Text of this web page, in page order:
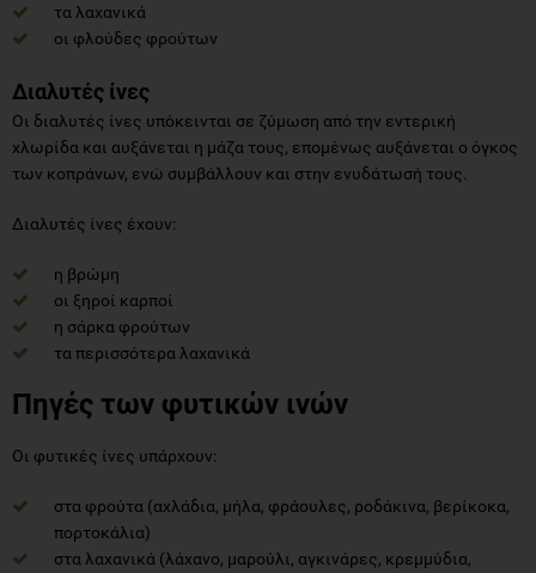
τα λαχανικά
οι φλούδες φρούτων
Διαλυτές ίνες
Οι διαλυτές ίνες υπόκεινται σε ζύμωση από την εντερική
χλωρίδα και αυξάνεται η μάζα τους, επομένως αυξάνεται ο όγκος
των κοπράνων, ενώ συμβάλλουν και στην ενυδάτωσή τους.
Διαλυτές ίνες έχουν:
η βρώμη
οι ξηροί καρποί
η σάρκα φρούτων
τα περισσότερα λαχανικά
Πηγές των φυτικών ινών
Οι φυτικές ίνες υπάρχουν:
στα φρούτα (αχλάδια, μήλα, φράουλες, ροδάκινα, βερίκοκα,
πορτοκάλια)
στα λαχανικά (λάχανο, μαρούλι, αγκινάρες, κρεμμύδια,